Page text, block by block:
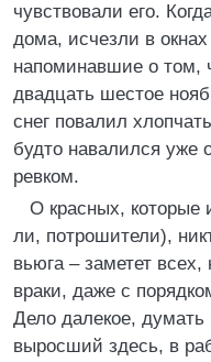
чувствовали его.
дома, исчезли в
напоминавшие о том,
двадцать шестое
снег повалил
будто навалился уже
ревком.
О красных, которые
ли, потрошители),
вьюга – заметет
враки, даже с
Дело далекое, думать
выросший здесь, в